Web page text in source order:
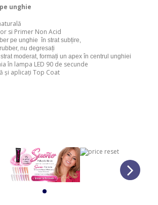
unghie
si Primer Non Acid
pe unghie în strat subțire,
nu degresați
moderat, formați un apex în centrul unghiei
în lampa LED 90 de secunde
și aplicați Top Coat